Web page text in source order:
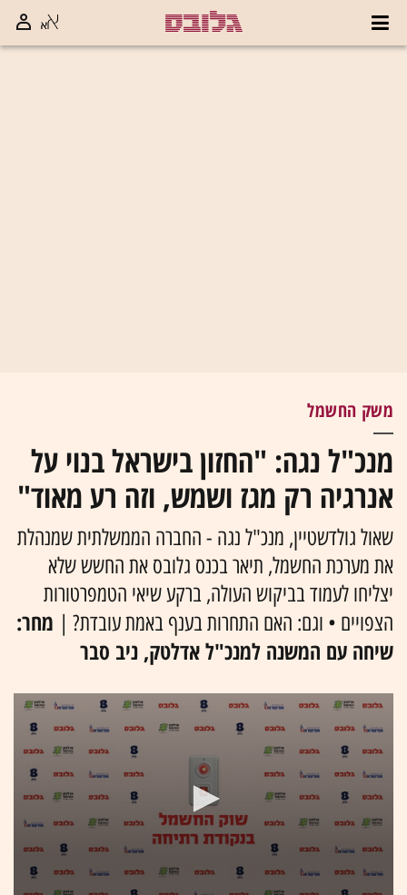
משק החשמל
מנכ"ל נגה: "החזון בישראל בנוי על
אנרגיה רק מגז ושמש, וזה רע מאוד"
שאול גולדשטיין, מנכ"ל נגה - החברה הממשלתית שמנהלת
את מערכת החשמל, תיאר בכנס גלובס את החשש שלא
יצליחו לעמוד בביקוש העולה, ברקע שיאי הטמפרטורות
הצפויים • וגם: האם התחרות בענף באמת עובדת? | מחר:
שיחה עם המשנה למנכ"ל אדלטק, ניב סבר